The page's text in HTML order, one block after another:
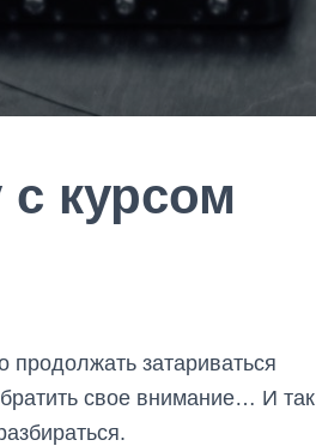
курсом
продолжать затариваться
свое внимание… И так